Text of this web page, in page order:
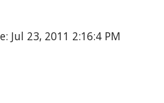
Jul 23, 2011 2:16:4 PM